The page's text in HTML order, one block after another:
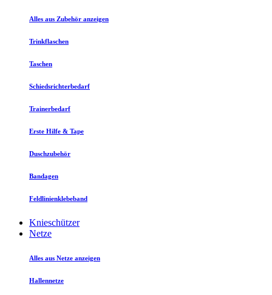
Alles aus Zubehör anzeigen
Trinkflaschen
Taschen
Schiedsrichterbedarf
Trainerbedarf
Erste Hilfe & Tape
Duschzubehör
Bandagen
Feldlinienklebeband
Knieschützer
Netze
Alles aus Netze anzeigen
Hallennetze